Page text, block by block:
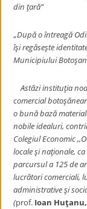
din ţară”
,,După o întreagă
îşi regăseşte
Municipiului
Astăzi instituţia
comercial
o bună bază
nobile idealuri,
Colegiul Economic
locale şi naţionale, ca
parcursul a 125 de
lucrători comerciali,
administrative şi
(prof. Ioan Huţanu,